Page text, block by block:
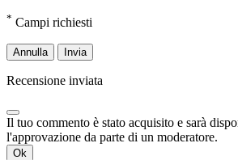
* Campi richiesti
Annulla Invia
Recensione inviata
Il tuo commento è stato acquisito e sarà
l'approvazione da parte di un moderatore.
Ok